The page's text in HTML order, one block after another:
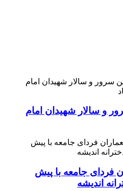
و سالار شهیدان امام
فردای جامعه با پیش
اندیشه